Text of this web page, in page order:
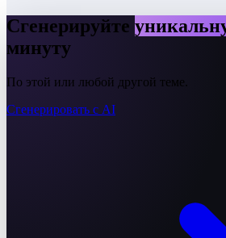
Сгенерируйте
минуту
По этой или любой другой теме.
Сгенерировать с AI